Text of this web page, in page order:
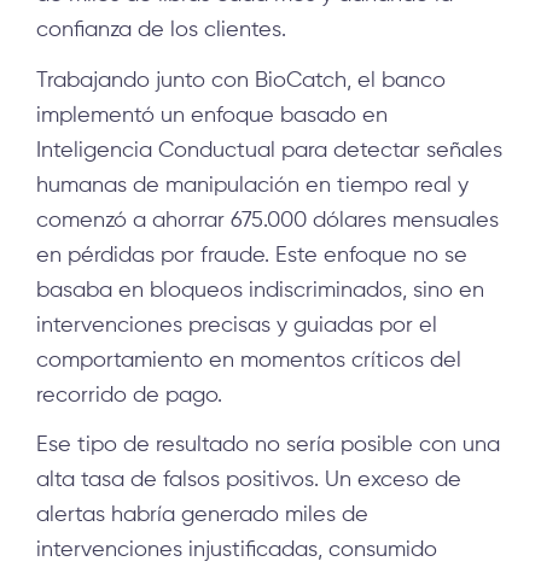
confianza de los clientes.
Trabajando junto con BioCatch, el banco
implementó un enfoque basado en
Inteligencia Conductual para detectar señales
humanas de manipulación en tiempo real y
comenzó a ahorrar 675.000 dólares mensuales
en pérdidas por fraude. Este enfoque no se
basaba en bloqueos indiscriminados, sino en
intervenciones precisas y guiadas por el
comportamiento en momentos críticos del
recorrido de pago.
Ese tipo de resultado no sería posible con una
alta tasa de falsos positivos. Un exceso de
alertas habría generado miles de
intervenciones injustificadas, consumido